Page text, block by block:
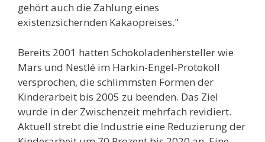
gehört auch die Zahlung eines
existenzsichernden Kakaopreises."
Bereits 2001 hatten Schokoladenhersteller wie
Mars und Nestlé im Harkin-Engel-Protokoll
versprochen, die schlimmsten Formen der
Kinderarbeit bis 2005 zu beenden. Das Ziel
wurde in der Zwischenzeit mehrfach revidiert.
Aktuell strebt die Industrie eine Reduzierung der